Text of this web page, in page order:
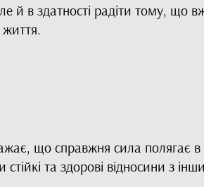
й в здатності радіти тому, що
що справжня сила полягає в
та здорові відносини з